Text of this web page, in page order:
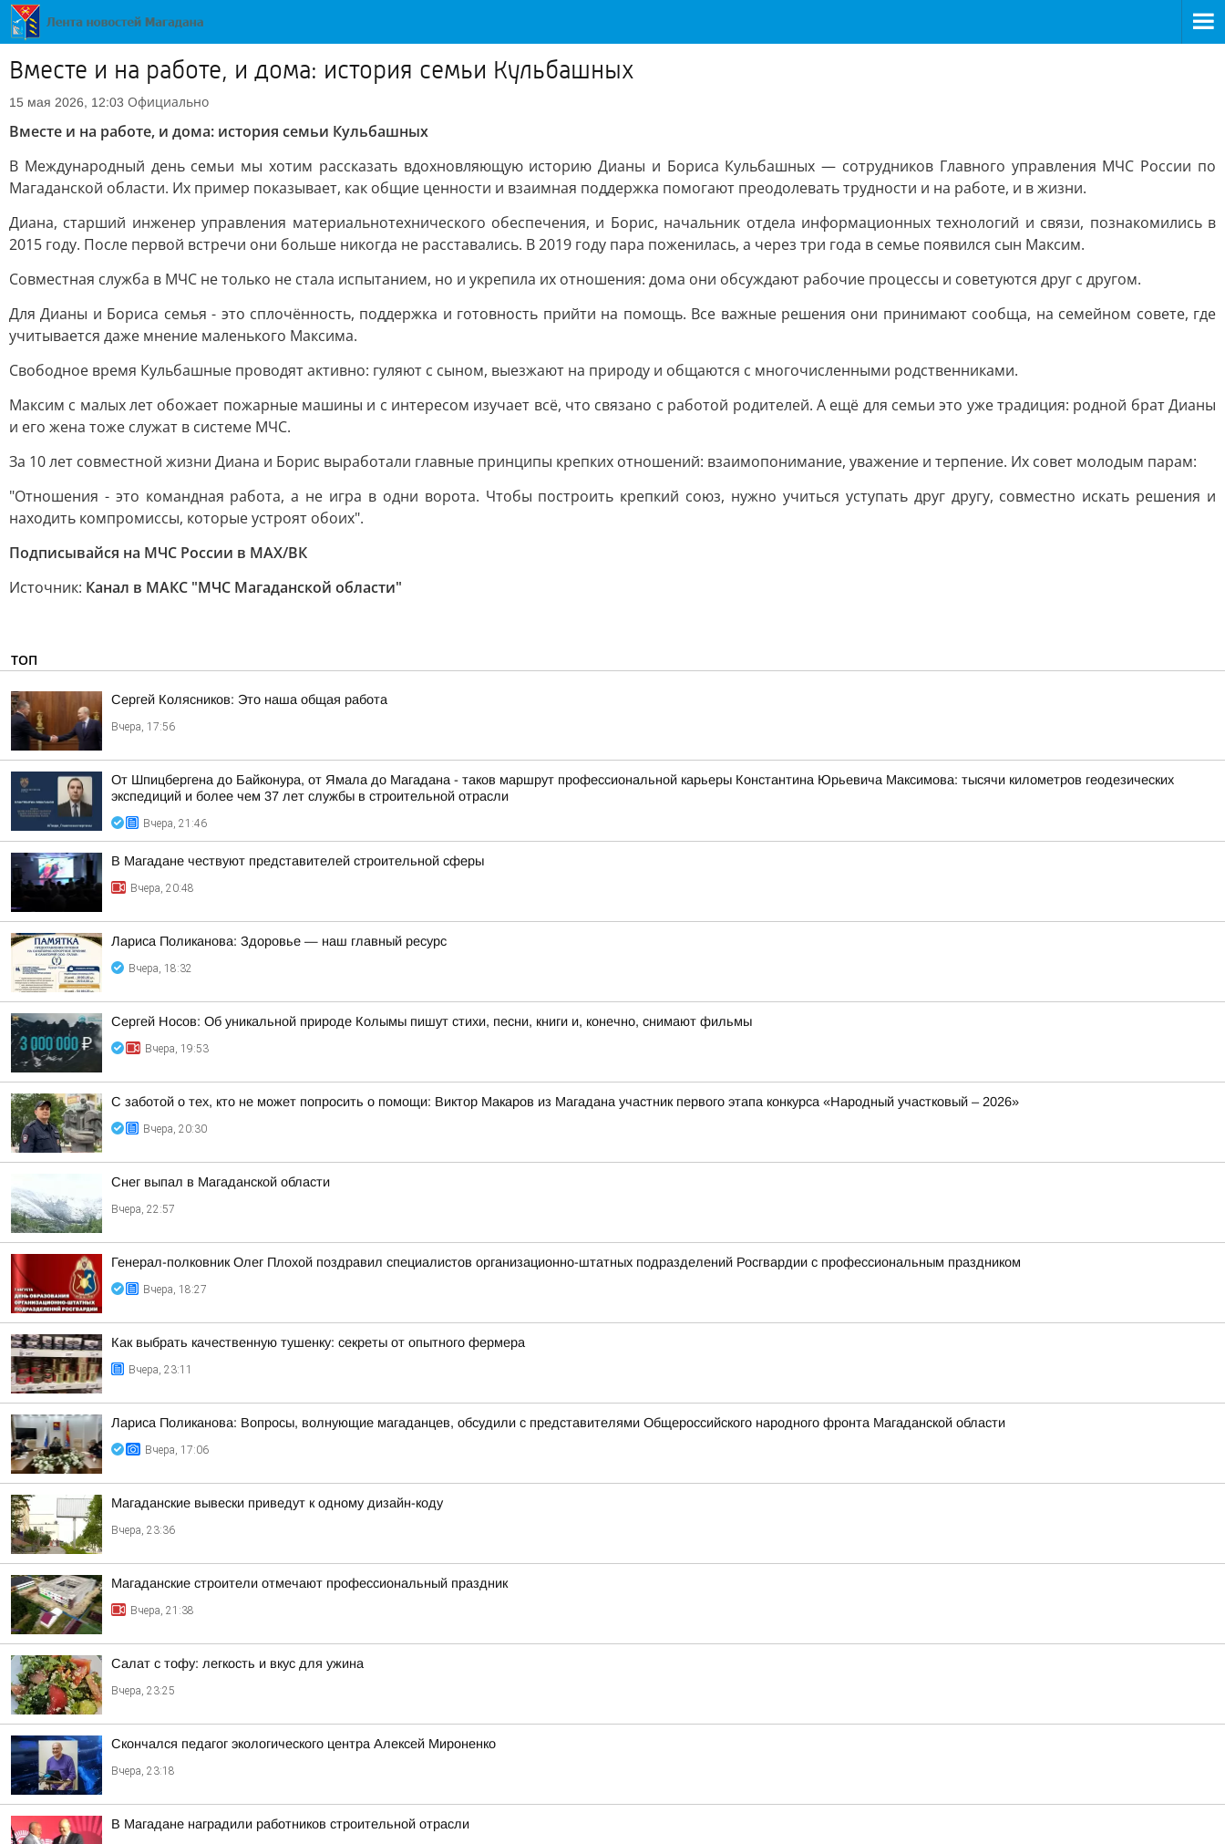
Вместе и на работе, и дома: история семьи Кульбашных
15 мая 2026, 12:03 Официально
Вместе и на работе, и дома: история семьи Кульбашных
В Международный день семьи мы хотим рассказать вдохновляющую историю Дианы и Бориса Кульбашных — сотрудников Главного управления МЧС России по
Магаданской области. Их пример показывает, как общие ценности и взаимная поддержка помогают преодолевать трудности и на работе, и в жизни.
Диана, старший инженер управления материальнотехнического обеспечения, и Борис, начальник отдела информационных технологий и связи, познакомились в
2015 году. После первой встречи они больше никогда не расставались. В 2019 году пара поженилась, а через три года в семье появился сын Максим.
Совместная служба в МЧС не только не стала испытанием, но и укрепила их отношения: дома они обсуждают рабочие процессы и советуются друг с другом.
Для Дианы и Бориса семья - это сплочённость, поддержка и готовность прийти на помощь. Все важные решения они принимают сообща, на семейном совете, где
учитывается даже мнение маленького Максима.
Свободное время Кульбашные проводят активно: гуляют с сыном, выезжают на природу и общаются с многочисленными родственниками.
Максим с малых лет обожает пожарные машины и с интересом изучает всё, что связано с работой родителей. А ещё для семьи это уже традиция: родной брат Дианы
и его жена тоже служат в системе МЧС.
За 10 лет совместной жизни Диана и Борис выработали главные принципы крепких отношений: взаимопонимание, уважение и терпение. Их совет молодым парам:
"Отношения - это командная работа, а не игра в одни ворота. Чтобы построить крепкий союз, нужно учиться уступать друг другу, совместно искать решения и
находить компромиссы, которые устроят обоих".
Подписывайся на МЧС России в МАХ/ВК
Источник: Канал в МАКС "МЧС Магаданской области"
ТОП
Сергей Колясников: Это наша общая работа
Вчера, 17:56
От Шпицбергена до Байконура, от Ямала до Магадана - таков маршрут профессиональной карьеры Константина Юрьевича Максимова: тысячи километров геодезических
экспедиций и более чем 37 лет службы в строительной отрасли
Вчера, 21:46
В Магадане чествуют представителей строительной сферы
Вчера, 20:48
Лариса Поликанова: Здоровье — наш главный ресурс
Вчера, 18:32
Сергей Носов: Об уникальной природе Колымы пишут стихи, песни, книги и, конечно, снимают фильмы
Вчера, 19:53
С заботой о тех, кто не может попросить о помощи: Виктор Макаров из Магадана участник первого этапа конкурса «Народный участковый – 2026»
Вчера, 20:30
Снег выпал в Магаданской области
Вчера, 22:57
Генерал-полковник Олег Плохой поздравил специалистов организационно-штатных подразделений Росгвардии с профессиональным праздником
Вчера, 18:27
Как выбрать качественную тушенку: секреты от опытного фермера
Вчера, 23:11
Лариса Поликанова: Вопросы, волнующие магаданцев, обсудили с представителями Общероссийского народного фронта Магаданской области
Вчера, 17:06
Магаданские вывески приведут к одному дизайн-коду
Вчера, 23:36
Магаданские строители отмечают профессиональный праздник
Вчера, 21:38
Салат с тофу: легкость и вкус для ужина
Вчера, 23:25
Скончался педагог экологического центра Алексей Мироненко
Вчера, 23:18
В Магадане наградили работников строительной отрасли